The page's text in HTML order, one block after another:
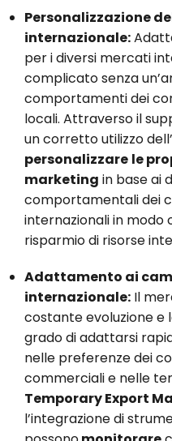
Personalizzazione
internazionale:
per i diversi mercati
complicato senza
comportamenti dei
locali. Attraverso il
un corretto utilizzo
personalizzare le
marketing in base ai
comportamentali dei
internazionali in modo
risparmio di risorse
Adattamento ai
internazionale: Il
costante evoluzione e
grado di adattarsi
nelle preferenze dei
commerciali e nelle
Temporary Export
l’integrazione di